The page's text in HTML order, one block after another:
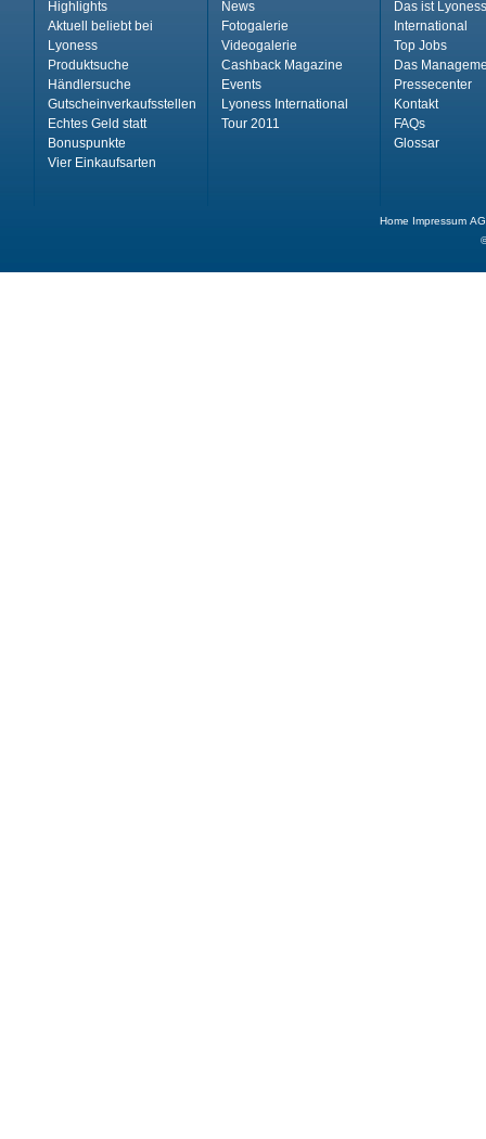
Highlights
Aktuell beliebt bei
Lyoness
Produktsuche
Händlersuche
Gutscheinverkaufsstellen
Echtes Geld statt
Bonuspunkte
Vier Einkaufsarten
News
Fotogalerie
Videogalerie
Cashback Magazine
Events
Lyoness International
Tour 2011
Das ist Lyoness
International
Top Jobs
Das
Pressecenter
Kontakt
FAQs
Glossar
Home Impressum